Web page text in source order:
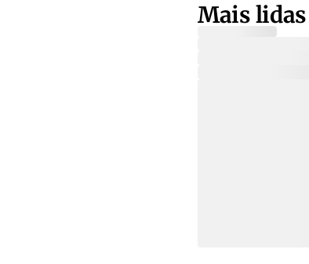
Mais lidas